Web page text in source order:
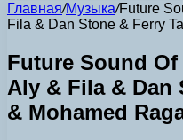
Главная/Музыка/Future
Fila & Dan Stone & Ferry
Future Sound Of
Aly & Fila & Dan
& Mohamed